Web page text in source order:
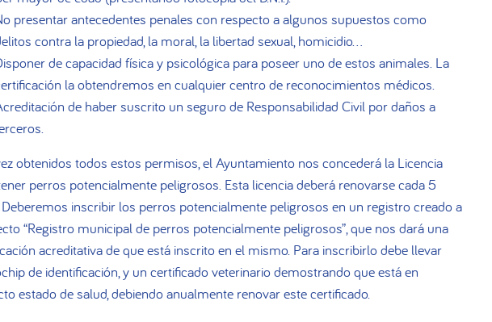
presentar antecedentes penales con respecto a algunos supuestos como
contra la propiedad, la moral, la libertad sexual, homicidio…
de capacidad física y psicológica para poseer uno de estos animales. La
la obtendremos en cualquier centro de reconocimientos médicos.
de haber suscrito un seguro de Responsabilidad Civil por daños a
obtenidos todos estos permisos, el Ayuntamiento nos concederá la Licencia
perros potencialmente peligrosos. Esta licencia deberá renovarse cada 5
inscribir los perros potencialmente peligrosos en un registro creado a
“Registro municipal de perros potencialmente peligrosos”, que nos dará una
acreditativa de que está inscrito en el mismo. Para inscribirlo debe llevar
de identificación, y un certificado veterinario demostrando que está en
estado de salud, debiendo anualmente renovar este certificado.